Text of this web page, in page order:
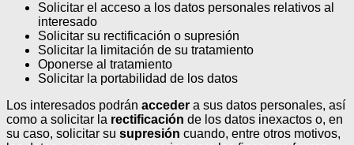
Solicitar el acceso a los datos personales relativos al
interesado
Solicitar su rectificación o supresión
Solicitar la limitación de su tratamiento
Oponerse al tratamiento
Solicitar la portabilidad de los datos
Los interesados podrán acceder a sus datos personales, así
como a solicitar la rectificación de los datos inexactos o, en
su caso, solicitar su supresión cuando, entre otros motivos,